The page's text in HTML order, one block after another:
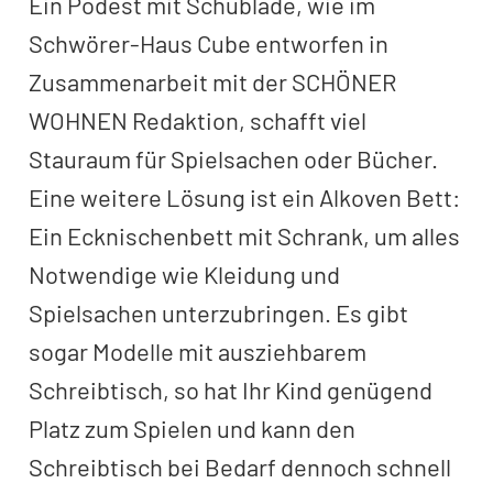
Schwörer-Haus Cube entworfen in
Zusammenarbeit mit der SCHÖNER
WOHNEN Redaktion, schafft viel
Stauraum für Spielsachen oder Bücher.
Eine weitere Lösung ist ein Alkoven Bett:
Ein Ecknischenbett mit Schrank, um alles
Notwendige wie Kleidung und
Spielsachen unterzubringen. Es gibt
sogar Modelle mit ausziehbarem
Schreibtisch, so hat Ihr Kind genügend
Platz zum Spielen und kann den
Schreibtisch bei Bedarf dennoch schnell